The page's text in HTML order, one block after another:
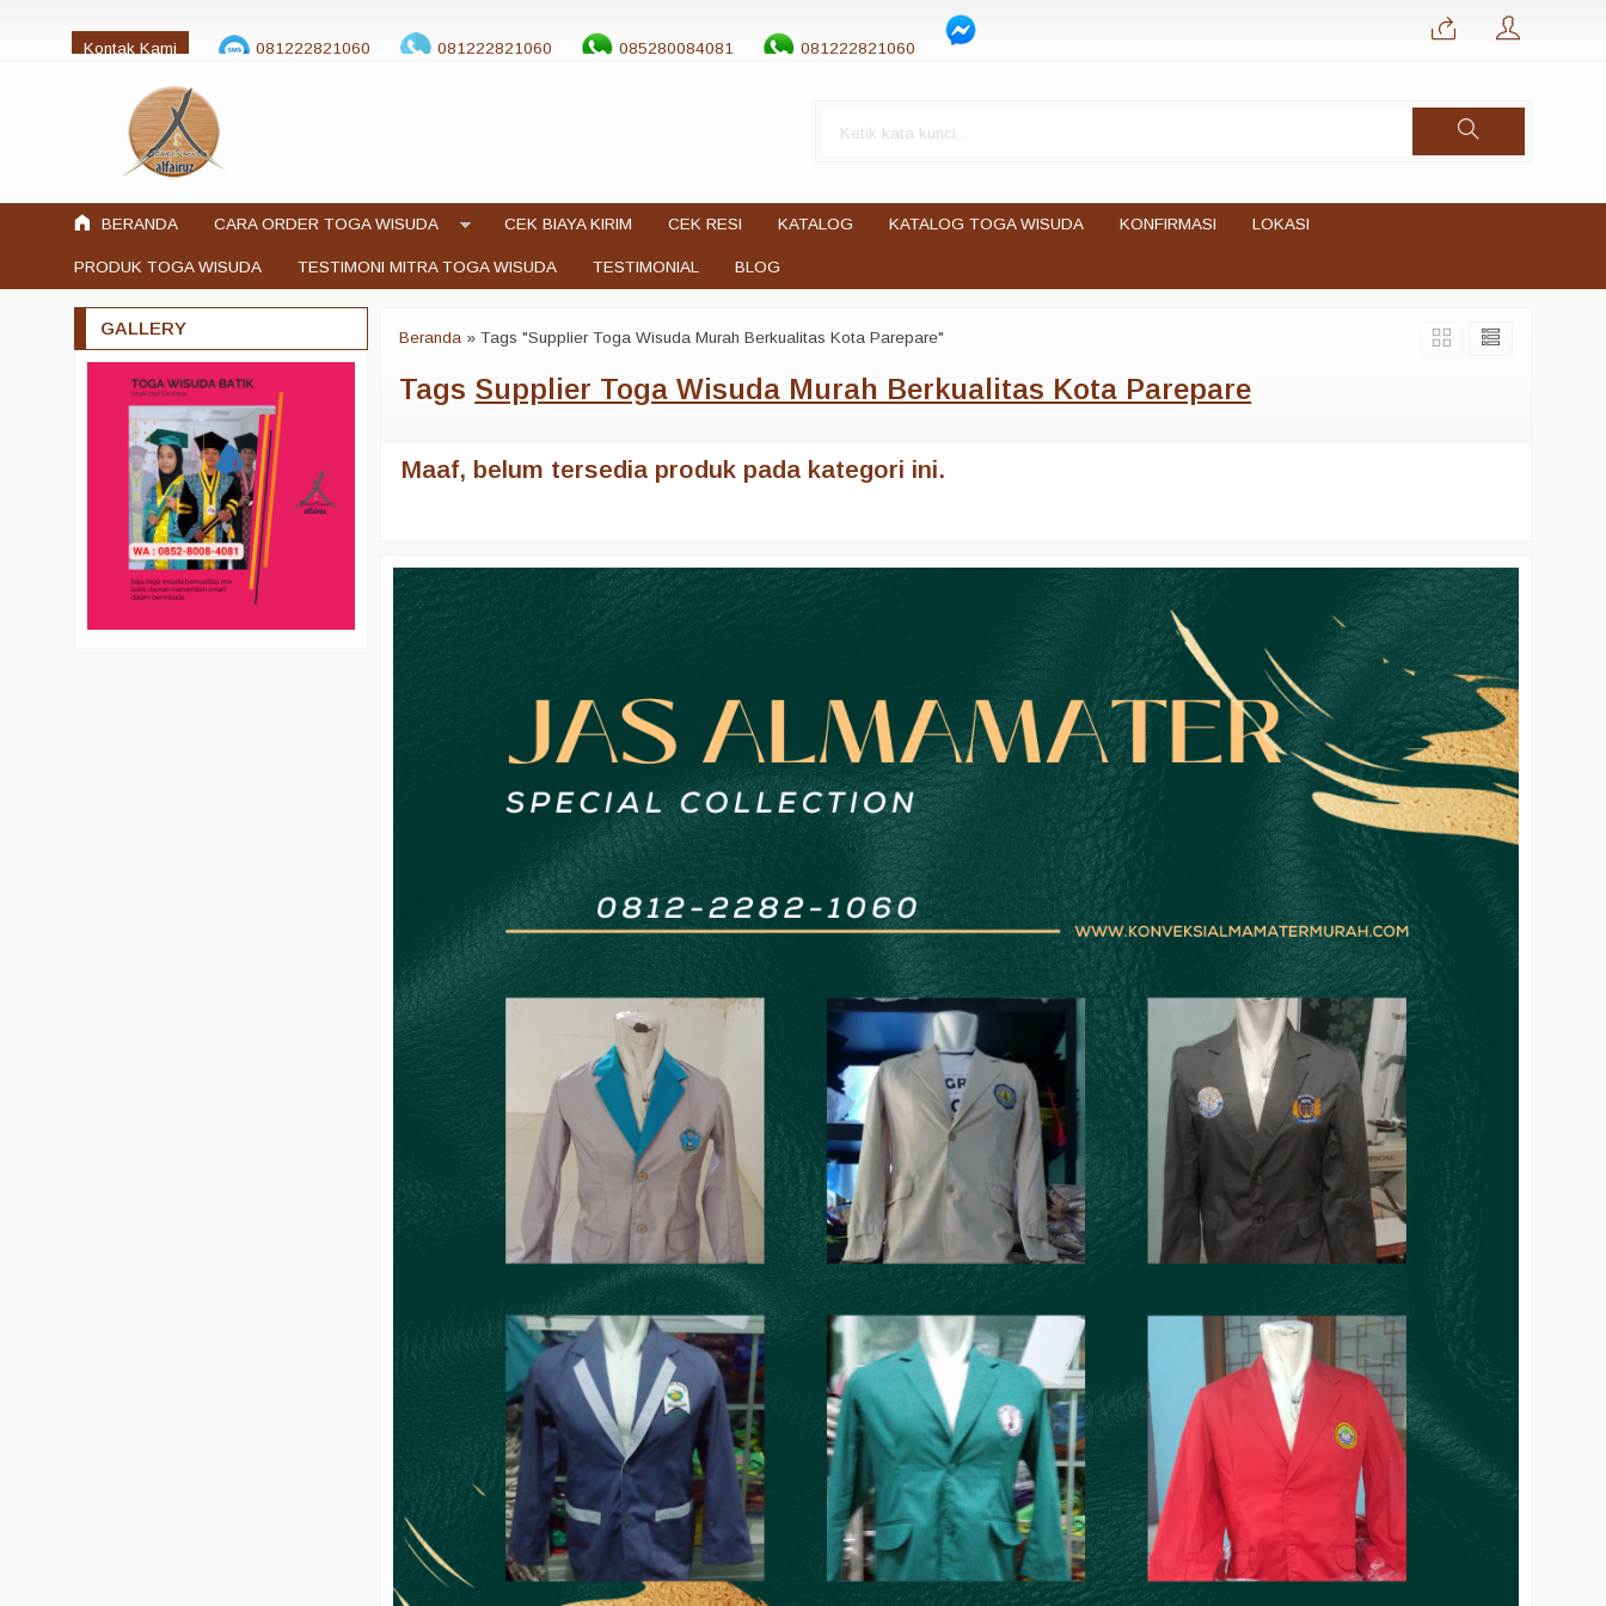
Kontak Kami 081222821060 081222821060 085280084081 081222821060
jualtogawisuda@gmail.com
BERANDA CARA ORDER TOGA WISUDA CEK BIAYA KIRIM CEK RESI KATALOG KATALOG TOGA WISUDA KONFIRMASI LOKASI
PRODUK TOGA WISUDA TESTIMONI MITRA TOGA WISUDA TESTIMONIAL BLOG
Beranda »Tags "Supplier Toga Wisuda Murah Berkualitas Kota Parepare"
Tags Supplier Toga Wisuda Murah Berkualitas Kota Parepare
Maaf, belum tersedia produk pada kategori ini.
GALLERY